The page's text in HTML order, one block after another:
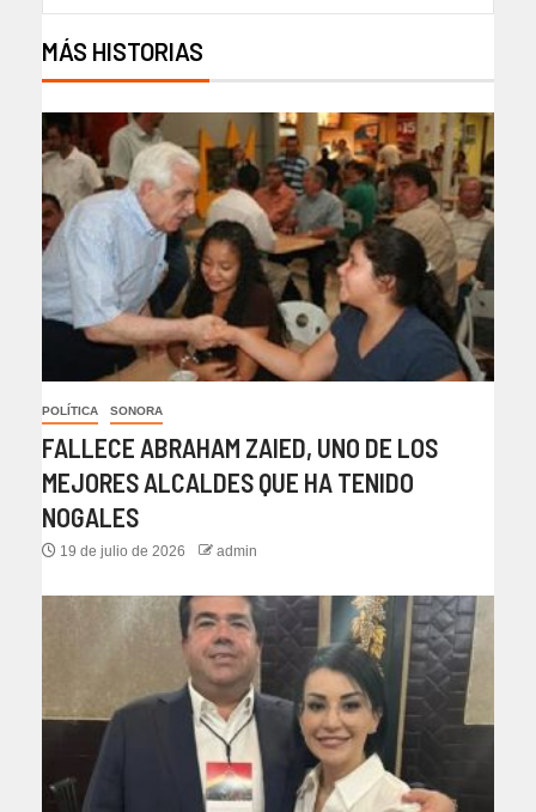
MÁS HISTORIAS
POLÍTICA SONORA
FALLECE ABRAHAM ZAIED, UNO DE LOS
MEJORES ALCALDES QUE HA TENIDO
NOGALES
19 de julio de 2026 admin